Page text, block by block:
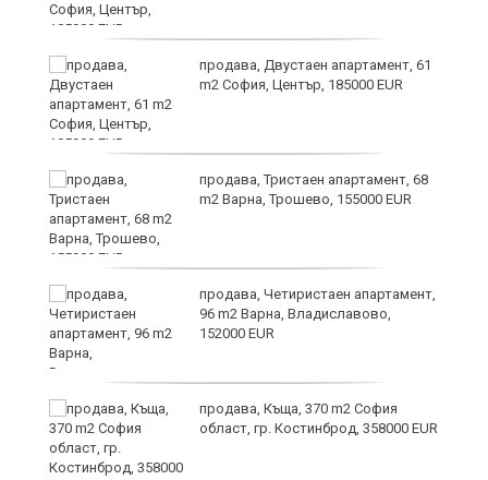
продава, Двустаен апартамент, 61
m2 София, Център, 185000 EUR
продава, Тристаен апартамент, 68
m2 Варна, Трошево, 155000 EUR
продава, Четиристаен апартамент,
96 m2 Варна, Владиславово,
152000 EUR
продава, Къща, 370 m2 София
област, гр. Костинброд, 358000 EUR